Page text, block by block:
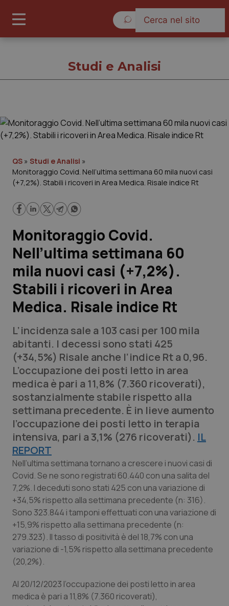
Governo e Parlamento
Regioni e Asl
Lavoro e Professioni
Scienza e Farmaci
Studi e Analisi
Lettere al direttore
Edizioni Regionali
QS Pro
Professionisti Sanitari.AI
Abruzzo
Basilicata
Calabria
Campania
Emilia-Romagna
Friuli Venezia Giulia
Liguria
QS Pro Gold
Artrite & artrosi
Asma & BPCO
Car-T
Colesterolo & coronaropatie
Dermatite Atopica
Disturbi dell’umore
QS Club Newsletter
Studi e Analisi
QS » Studi e Analisi »
Monitoraggio Covid. Nell’ultima settimana 60 mila nuovi casi
(+7,2%). Stabili i ricoveri in Area Medica. Risale indice Rt
Monitoraggio Covid.
Nell’ultima settimana 60
mila nuovi casi (+7,2%).
Stabili i ricoveri in Area
Medica. Risale indice Rt
L’incidenza sale a 103 casi per 100 mila
abitanti. I decessi sono stati 425
(+34,5%) Risale anche l’indice Rt a 0,96.
L’occupazione dei posti letto in area
medica è pari a 11,8% (7.360 ricoverati),
sostanzialmente stabile rispetto alla
settimana precedente. È in lieve aumento
l’occupazione dei posti letto in terapia
intensiva, pari a 3,1% (276 ricoverati). IL
REPORT
Nell’ultima settimana tornano a crescere i nuovi casi di
Covid. Se ne sono registrati 60.440 con una salita del
7,2%. I deceduti sono stati 425 con una variazione di
+34,5% rispetto alla settimana precedente (n: 316).
Sono 323.844 i tamponi effettuati con una variazione di
+15,9% rispetto alla settimana precedente (n:
279.323). Il tasso di positività è del 18,7% con una
variazione di -1,5% rispetto alla settimana precedente
(20,2%).
Al 20/12/2023 l’occupazione dei posti letto in area
medica è pari a 11,8% (7.360 ricoverati),